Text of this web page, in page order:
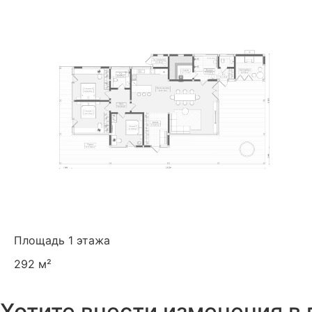
Площадь 1 этажа
292 м²